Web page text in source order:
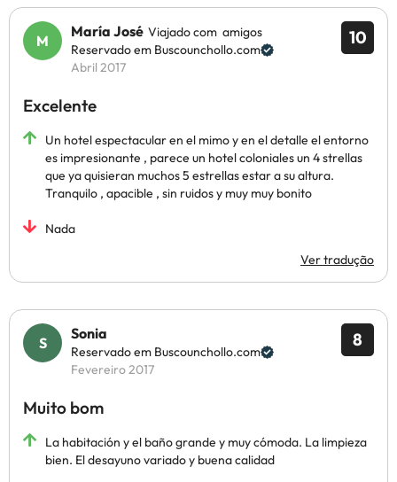
10
María José Viajado com amigos
Reservado em Buscounchollo.com
Abril 2017
Excelente
Un hotel espectacular en el mimo y en el detalle el entorno
es impresionante , parece un hotel coloniales un 4 strellas
que ya quisieran muchos 5 estrellas estar a su altura.
Tranquilo , apacible , sin ruidos y muy muy bonito
Nada
Ver tradução
8
Sonia
Reservado em Buscounchollo.com
Fevereiro 2017
Muito bom
La habitación y el baño grande y muy cómoda. La limpieza
bien. El desayuno variado y buena calidad